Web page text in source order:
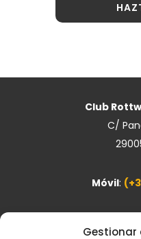
Gestionar
Club
C/
Móvil: